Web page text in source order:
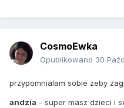
CosmoEwka
Opublikowano 30
przypomnialam sobie zeby
andzia - super masz dzieci i